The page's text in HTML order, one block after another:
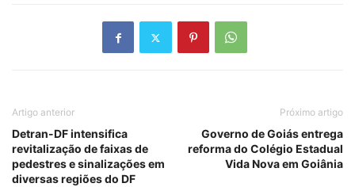
Artigo anterior
Detran-DF intensifica
revitalização de faixas de
pedestres e sinalizações em
diversas regiões do DF
Próximo artigo
Governo de Goiás entrega
reforma do Colégio Estadual
Vida Nova em Goiânia